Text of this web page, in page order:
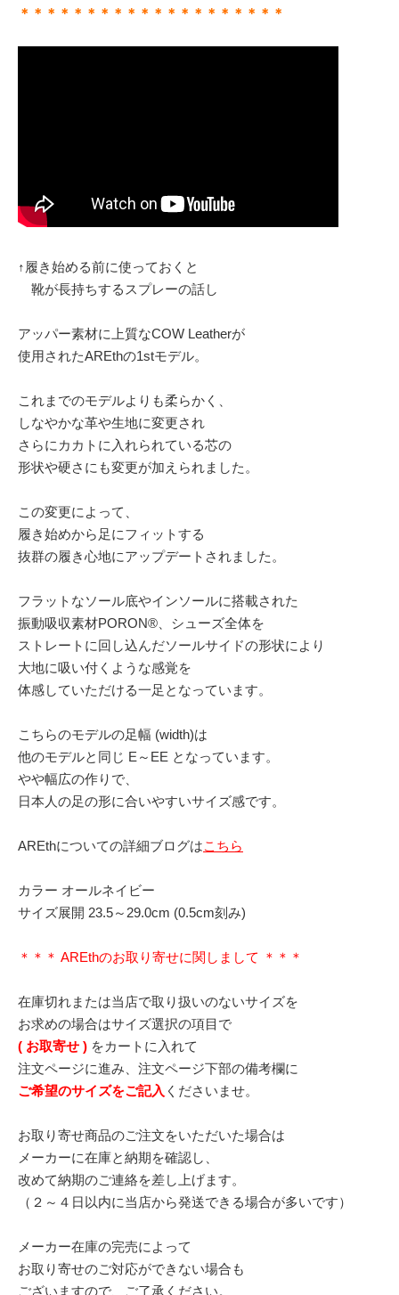
＊＊＊＊＊＊＊＊＊＊＊＊＊＊＊＊＊＊＊＊
↑履き始める前に使っておくと
靴が長持ちするスプレーの話し
アッパー素材に上質なCOW Leatherが
使用されたAREthの1stモデル。
これまでのモデルよりも柔らかく、
しなやかな革や生地に変更され
さらにカカトに入れられている芯の
形状や硬さにも変更が加えられました。
この変更によって、
履き始めから足にフィットする
抜群の履き心地にアップデートされました。
フラットなソール底やインソールに搭載された
振動吸収素材PORON®、シューズ全体を
ストレートに回し込んだソールサイドの形状により
大地に吸い付くような感覚を
体感していただける一足となっています。
こちらのモデルの足幅 (width)は
他のモデルと同じ E～EE となっています。
やや幅広の作りで、
日本人の足の形に合いやすいサイズ感です。
AREthについての詳細ブログはこちら
カラー オールネイビー
サイズ展開 23.5～29.0cm (0.5cm刻み)
＊＊＊ AREthのお取り寄せに関しまして ＊＊＊
在庫切れまたは当店で取り扱いのないサイズを
お求めの場合はサイズ選択の項目で
( お取寄せ ) をカートに入れて
注文ページに進み、注文ページ下部の備考欄に
ご希望のサイズをご記入 くださいませ。
お取り寄せ商品のご注文をいただいた場合は
メーカーに在庫と納期を確認し、
改めて納期のご連絡を差し上げます。
（２～４日以内に当店から発送できる場合が多いです）
メーカー在庫の完売によって
お取り寄せのご対応ができない場合も
ございますので、ご了承ください。